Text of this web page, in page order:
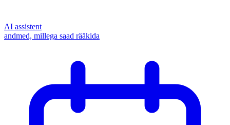
AI assistent
andmed, millega saad rääkida